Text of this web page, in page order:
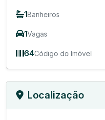
1Banheiros
1Vagas
64Código do Imóvel
Localização